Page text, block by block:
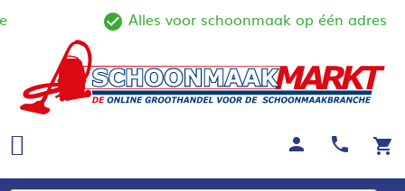
check_circle_outline
Alles voor schoonmaak op één adres
shopping_cart
call
person